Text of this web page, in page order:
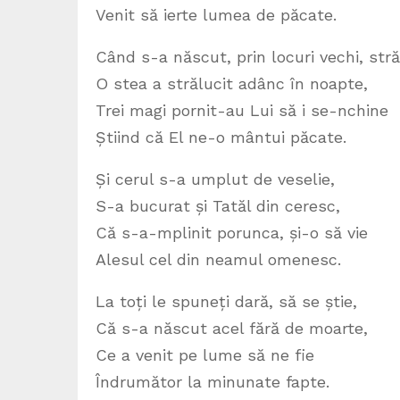
Venit să ierte lumea de păcate.
Când s-a născut, prin locuri vechi,
O stea a strălucit adânc în noapte,
Trei magi pornit-au Lui să i se-nchine
Știind că El ne-o mântui păcate.
Și cerul s-a umplut de veselie,
S-a bucurat și Tatăl din ceresc,
Că s-a-mplinit porunca, și-o să vie
Alesul cel din neamul omenesc.
La toți le spuneți dară, să se știe,
Că s-a născut acel fără de moarte,
Ce a venit pe lume să ne fie
Îndrumător la minunate fapte.